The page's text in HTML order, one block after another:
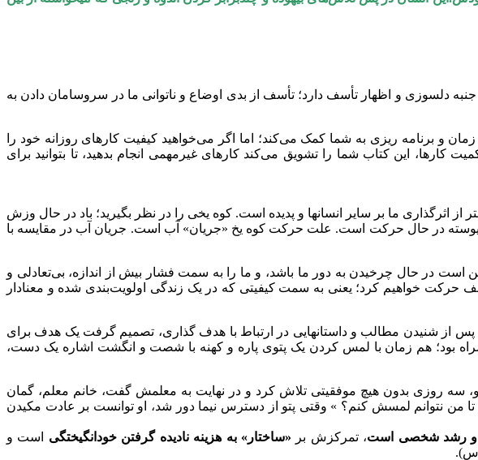
دلسوزی و اظهار تأسف دارد؛ تأسف از بدی اوضاع و ناتوانی ما در سروسامان دادن به
و برنامه ریزی به شما کمک می‌کند؛ اما اگر می‌خواهید کیفیت کارهای روزانه خود را
این کتاب شما را تشویق می‌کند کارهای غیرمهمی انجام بدهید، تا بتوانید برای
اثرگذاری ما بر سایر انسانها و پدیده است. کوه یخی را در نظر بگیرید؛ باد در حال وزش
در حال حرکت است. علت حرکت کوه یخ «جریان» آب است. جریان آب در مقایسه با
است در حال چرخیدن به دور ما باشد، و ما را به سمت فشار بیش از اندازه، بی‌تعادلی و
حرکت خواهیم کرد؛ یعنی به سمت کیفیتی که در یک زندگی اولویت‌بندی شده و معنادار
پس از شنیدن مطالب و داستانهایی در ارتباط با هدف گذاری، تصمیم گرفت یک هدف برای
بود؛ هم زمان با لمس کردن یک پتوی پاره و کهنه با شصت و انگشت اشاره یک دست،
سه روزی بدون هیچ موفقیتی تلاش کرد و در نهایت به معلمش گفت، خانم معلم، گمان
تا من نتوانم لمسش کنم؟ » وقتی پتو از دسترس نیما دور شد، او توانست بر عادت مکیدن
و رشد شخصی است، تمرکزش بر «ساختار» به هزینه نادیده گرفتن خودانگیختگی است و